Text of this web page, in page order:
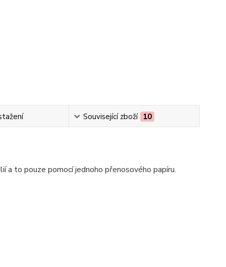
Související zboží 10
a to pouze pomocí jednoho přenosového papíru.